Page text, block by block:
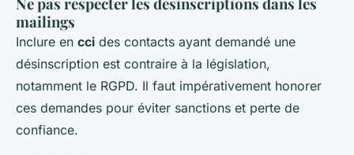
mailings
Inclure en cci des contacts ayant demandé une
désinscription est contraire à la législation,
notamment le RGPD. Il faut impérativement honorer
ces demandes pour éviter sanctions et perte de
confiance.